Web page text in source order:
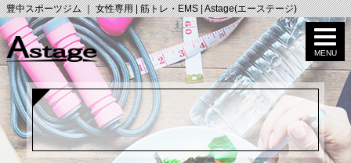
豊中スポーツジム ｜ 女性専用 | 筋トレ・EMS | Astage(エーステージ)